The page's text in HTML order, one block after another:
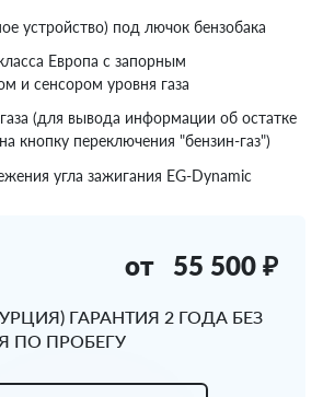
устройство) под лючок бензобака
Европа с запорным
и сенсором уровня газа
(для вывода информации об остатке
кнопку переключения "бензин-газ")
угла зажигания EG-Dynamic
ГАРАНТИЯ 2 ГОДА БЕЗ
ПО ПРОБЕГУ
от 55 500 ₽